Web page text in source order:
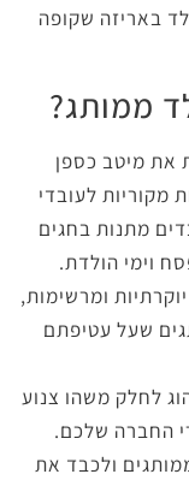
באריזה שקופה
ממותג?
את מיטב כספן
מקוריות לעובדי
מתנות בחגים
וימי הולדת.
ומרשימות,
שעל עטיפתם
לחלק משהו צנוע
החברה שלכם.
ולכבד את